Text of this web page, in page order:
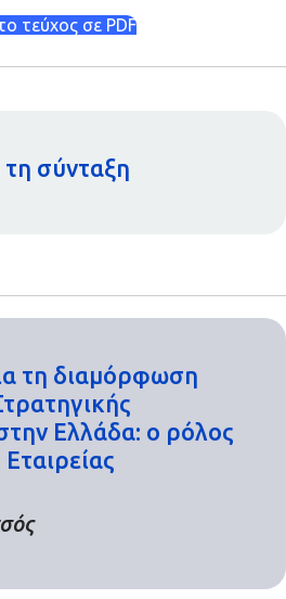
τεύχος σε PDF
σύνταξη
τη διαμόρφωση
Ελλάδα: ο ρόλος